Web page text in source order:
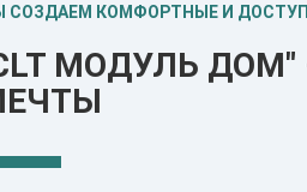
СОЗДАЕМ КОМФОРТНЫЕ И
МОДУЛЬ